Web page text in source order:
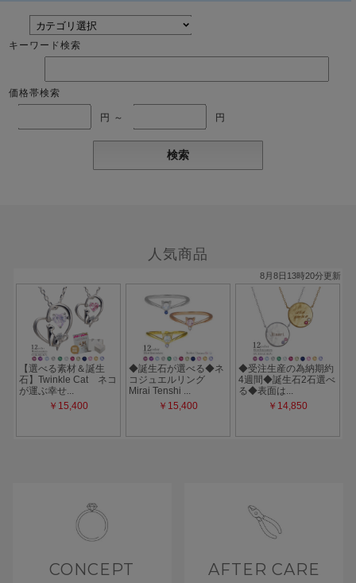
キーワード検索
価格帯検索
円 ～ 円
人気商品
CONCEPT AFTER CARE